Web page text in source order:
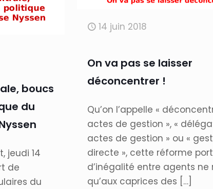
boucs
du
jeudi 14
de
du
14 juin 2018
On va pas se laisser
déconcentrer !
Qu’on l’appelle «
actes de gestion », «
actes de gestion » ou «
directe », cette réforme
d’inégalité entre agents ne
qu’aux caprices des […]